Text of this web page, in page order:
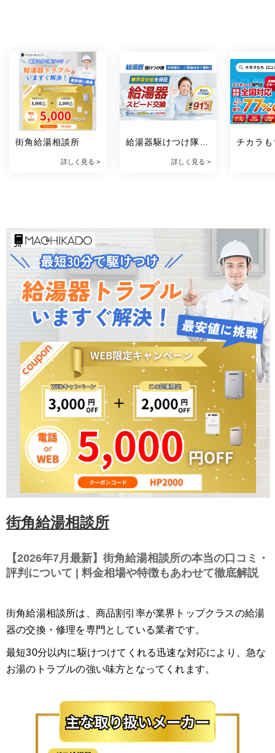
街角給湯相談所
詳しく見る >
給湯器駆けつけ隊
詳しく見る >
チカラ
街角給湯相談所
【2026年7月最新】街角給湯相談所の本当の口コミ・
評判について | 料金相場や特徴もあわせて徹底解説
街角給湯相談所は、商品割引率が業界トップクラスの給湯
器の交換・修理を専門としている業者です。
最短30分以内に駆けつけてくれる迅速な対応により、急な
お湯のトラブルの強い味方となってくれます。